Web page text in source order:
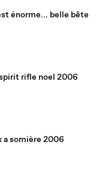
énorme... belle bête
bonhomme spirit rifle noel 2006
a somière 2006